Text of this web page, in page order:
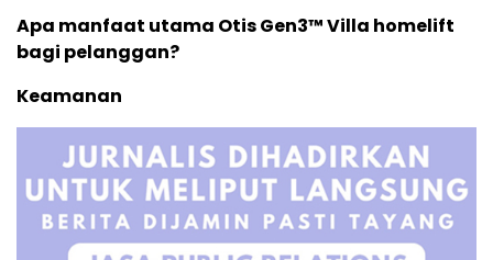
Apa manfaat utama Otis Gen3™ Villa homelift
bagi pelanggan?
Keamanan